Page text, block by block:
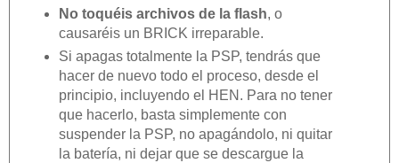
No toquéis archivos de la flash, o
causaréis un BRICK irreparable.
Si apagas totalmente la PSP, tendrás que
hacer de nuevo todo el proceso, desde el
principio, incluyendo el HEN. Para no tener
que hacerlo, basta simplemente con
suspender la PSP, no apagándolo, ni quitar
la batería, ni dejar que se descargue la